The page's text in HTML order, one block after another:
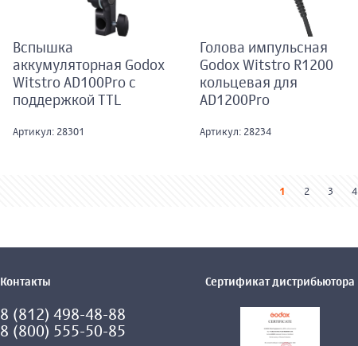
Вспышка
аккумуляторная Godox
Witstro AD100Pro с
поддержкой TTL
Артикул: 28301
Голова импульсная
Godox Witstro R1200
кольцевая для
AD1200Pro
Артикул: 28234
1 2 3 4
Контакты
8 (812) 498-48-88
8 (800) 555-50-85
Сертификат дистрибьютора